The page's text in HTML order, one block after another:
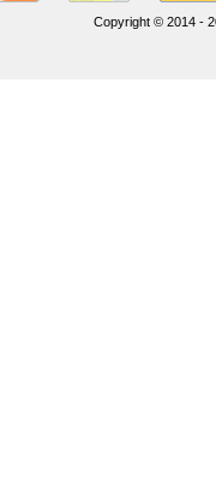
Copyright © 2014 -